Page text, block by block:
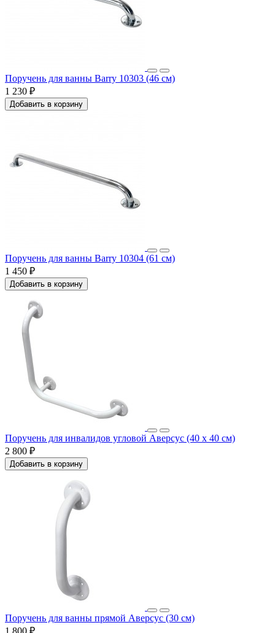
Поручень для ванны Barry 10303 (46 см)
1 230 ₽
Добавить в корзину
Поручень для ванны Barry 10304 (61 см)
1 450 ₽
Добавить в корзину
Поручень для инвалидов угловой Аверсус (40 x 40 см)
2 800 ₽
Добавить в корзину
Поручень для ванны прямой Аверсус (30 см)
1 800 ₽